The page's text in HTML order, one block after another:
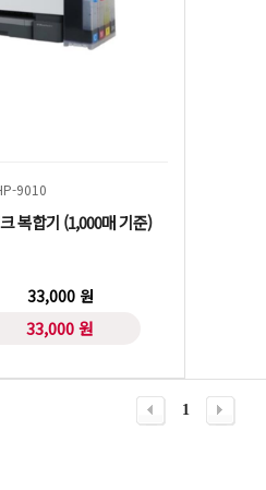
9010
복합기 (1,000매 기준)
33,000 원
33,000 원
1